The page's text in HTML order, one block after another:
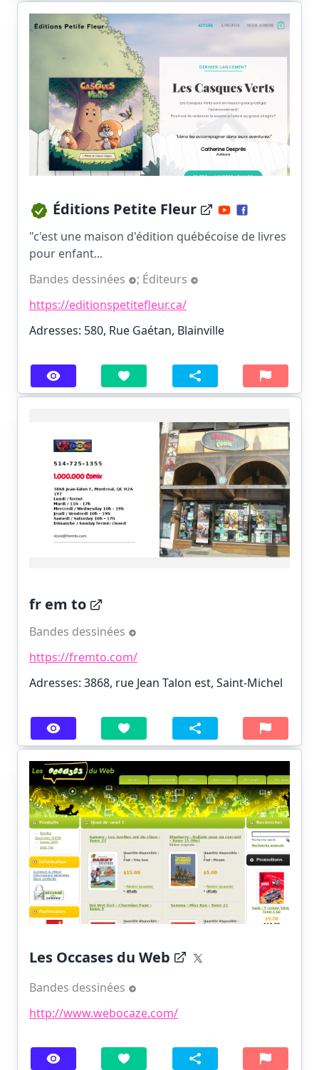
Éditions Petite Fleur
"c'est une maison d'édition québécoise de livres
pour enfant...
Bandes dessinées
; Éditeurs
https://editionspetitefleur.ca/
Adresses: 580, Rue Gaétan, Blainville
fr em to
Bandes dessinées
https://fremto.com/
Adresses: 3868, rue Jean Talon est, Saint-Michel
Les Occases du Web
Bandes dessinées
http://www.webocaze.com/